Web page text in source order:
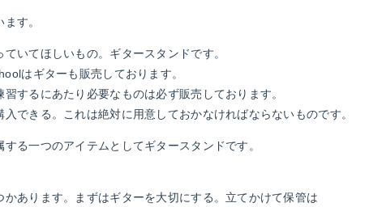
す。
いてほしいもの。ギタースタンドです。
はギターも販売しております。
するにあたり必要なものは必ず販売しております。
できる。これは絶対に用意しておかなければならないものです。
る一つのアイテムとしてギタースタンドです。
あります。まずはギターを大切にする。立てかけて保管は